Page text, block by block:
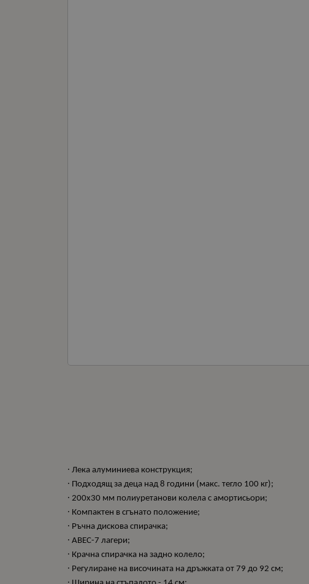
∙ Лека алуминиева конструкция;
∙ Подходящ за деца над 8 години (макс. тегло 100 кг);
∙ 200х30 мм полиуретанови колела с амортисьори;
∙ Компактен в сгънато положение;
∙ Ръчна дискова спирачка;
∙ ABEC-7 лагери;
∙ Крачна спирачка на задно колело;
∙ Регулиране на височината на дръжката от 79 до 92 см;